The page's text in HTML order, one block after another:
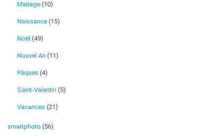
Mariage (10)
Naissance (15)
Noël (49)
Nouvel An (11)
Pâques (4)
Saint-Valentin (5)
Vacances (21)
smartphoto (56)